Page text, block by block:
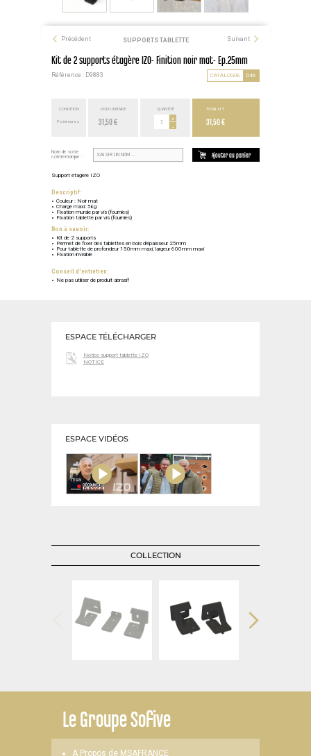
Précédent SUPPORTS TABLETTE Suivant
Kit de 2 supports étagère IZO- Finition noir mat- Ep.25mm
Référence : D9883 CATALOGUE D46
CONDITION
Point euros
PRIX UNITAIRE
31,50 €
QUANTITÉ
+
-
TOTAL H.T.
31,50 €
Nom de votre
contremarque :
Ajouter au panier
Support étagère IZO
Descriptif:
Couleur : Noir mat
Charge maxi: 5kg
Fixation murale par vis (fournies)
Fixation tablette par vis (fournies)
Bon à savoir:
Kit de 2 supports
Permet de fixer des tablettes en bois d'épaisseur 25mm
Pour tablette de profondeur 150mm maxi, largeur 600mm maxi
Fixation invisible
Conseil d'entretien:
Ne pas utiliser de produit abrasif
ESPACE TÉLÉCHARGER
Notice support tablette IZO
NOTICE
ESPACE VIDÉOS
COLLECTION
LeGroupe Sofive
A Propos de MSAFRANCE